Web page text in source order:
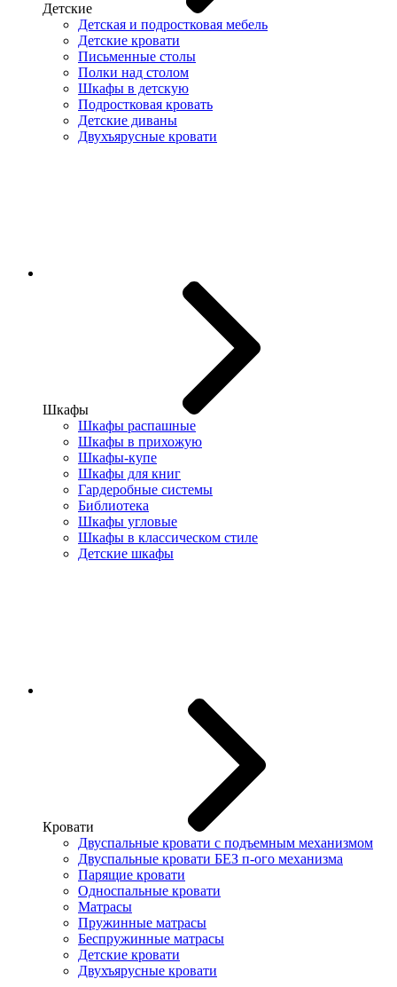
Детские
Детская и подростковая мебель
Детские кровати
Письменные столы
Полки над столом
Шкафы в детскую
Подростковая кровать
Детские диваны
Двухъярусные кровати
Шкафы
Шкафы распашные
Шкафы в прихожую
Шкафы-купе
Шкафы для книг
Гардеробные системы
Библиотека
Шкафы угловые
Шкафы в классическом стиле
Детские шкафы
Кровати
Двуспальные кровати с подъемным механизмом
Двуспальные кровати БЕЗ п-ого механизма
Парящие кровати
Односпальные кровати
Матрасы
Пружинные матрасы
Беспружинные матрасы
Детские кровати
Двухъярусные кровати